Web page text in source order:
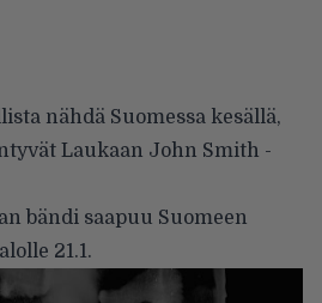
nähdä Suomessa kesällä,
Laukaan John Smith -
bändi saapuu Suomeen
21.1.